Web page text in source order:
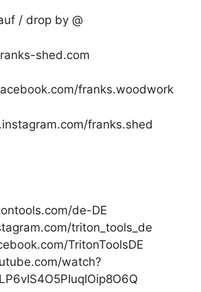
/ drop by @
shed.com
franks.woodwork
franks.shed
de-DE
triton_tools_de
TritonToolsDE
watch?